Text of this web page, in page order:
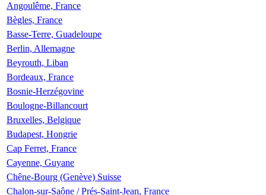
Angoulême, France
Bègles, France
Basse-Terre, Guadeloupe
Berlin, Allemagne
Beyrouth, Liban
Bordeaux, France
Bosnie-Herzégovine
Boulogne-Billancourt
Bruxelles, Belgique
Budapest, Hongrie
Cap Ferret, France
Cayenne, Guyane
Chêne-Bourg (Genève) Suisse
Chalon-sur-Saône / Prés-Saint-Jean, France